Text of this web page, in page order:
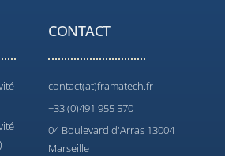
CONTACT
contact(at)framatech.fr
+33 (0)491 955 570
04 Boulevard d'Arras 13004
Marseille